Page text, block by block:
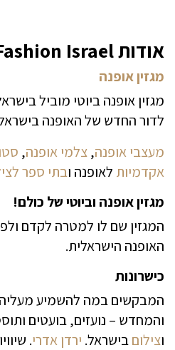
אודות Fashion Israel
מגזין אופנה
מגזין אופנה ביוטי מוביל
לדור החדש של האופנה
מעצבי אופנה,צלמי אופנה,
אקדמיות לאופנה ובתי ספר
מגזין אופנה וביוטי של כולם!
המגזין שם לו למטרה לקדם
האופנה הישראלית.
כישרונות
המבקשים במה להשמיע
והמחדש – נועזים, בועטים
וצילוםבישראל. ירדן אדרי.